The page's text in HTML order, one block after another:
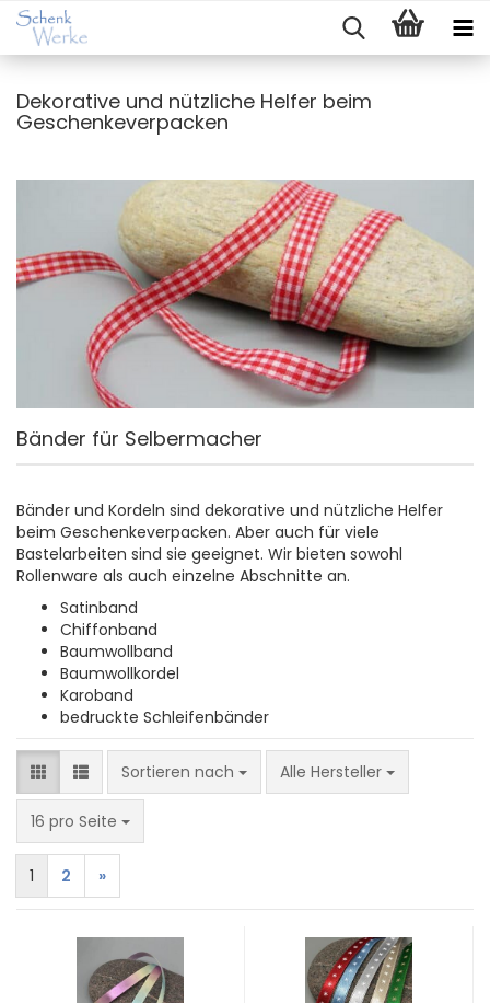
Dekorative und nützliche Helfer beim
Geschenkeverpacken
Bänder für Selbermacher
Bänder und Kordeln sind dekorative und nützliche Helfer
beim Geschenkeverpacken. Aber auch für viele
Bastelarbeiten sind sie geeignet. Wir bieten sowohl
Rollenware als auch einzelne Abschnitte an.
Satinband
Chiffonband
Baumwollband
Baumwollkordel
Karoband
bedruckte Schleifenbänder
Sortieren nach
Sortieren nach Alle Hersteller
16 pro Seite
pro Seite
1 2 »